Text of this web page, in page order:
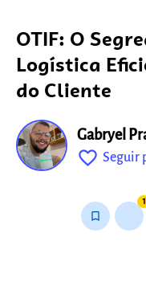
OTIF: O
Logística
do Cliente
Gabryel
favorite_outline Seguir
bookmark_border
1